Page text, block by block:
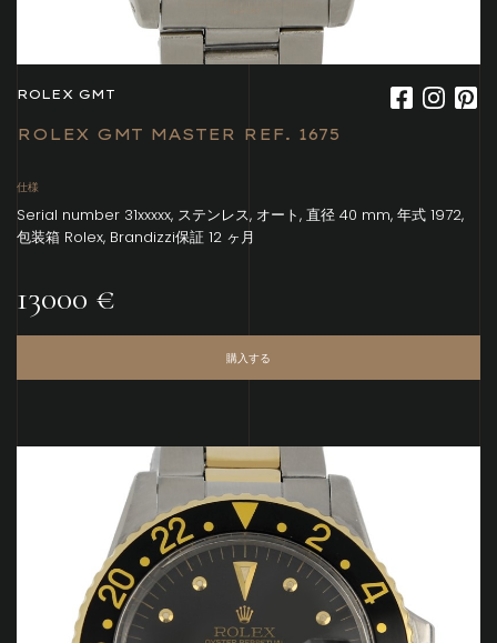
ROLEX GMT
ROLEX GMT MASTER REF. 1675
仕様
Serial number 31xxxxx, ステンレス, オート, 直径 40 mm, 年式 1972,
包装箱 Rolex, Brandizzi保証 12 ヶ月
13000 €
購入する